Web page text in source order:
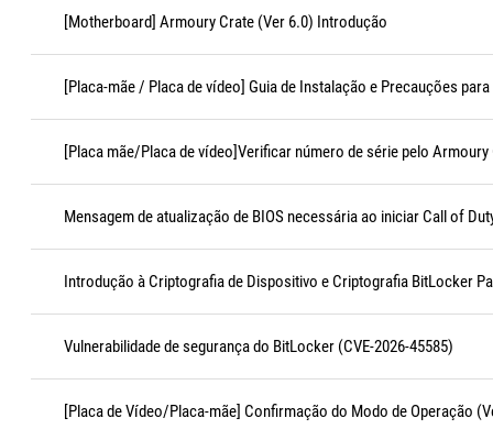
[Motherboard] Armoury Crate (Ver 6.0) Introdução
[Placa-mãe / Placa de vídeo] Guia de Instalação e Precauções para
[Placa mãe/Placa de vídeo]Verificar número de série pelo Armoury
Mensagem de atualização de BIOS necessária ao iniciar Call of
Introdução à Criptografia de Dispositivo e Criptografia BitLocker
Vulnerabilidade de segurança do BitLocker (CVE-2026-45585)
[Placa de Vídeo/Placa-mãe] Confirmação do Modo de Operação